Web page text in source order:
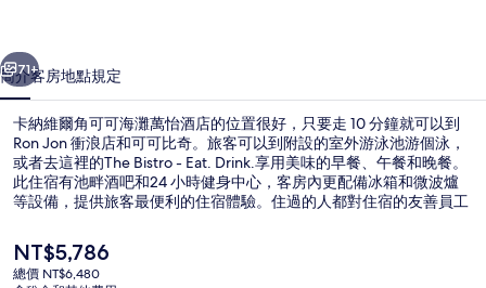
海
灘
萬
怡
酒
店
的
個 下一個
71+
簡介客房地點規定
卡納維爾角可可海灘萬怡酒店的位置很好，只要走 10 分鐘就可以到
Ron Jon 衝浪店和可可比奇。旅客可以到附設的室外游泳池游個泳，
或者去這裡的The Bistro - Eat. Drink.享用美味的早餐、午餐和晚餐。
此住宿有池畔酒吧和24 小時健身中心，客房內更配備冰箱和微波爐
等設備，提供旅客最便利的住宿體驗。住過的人都對住宿的友善員工
目
前
NT$5,786
總價 NT$6,480